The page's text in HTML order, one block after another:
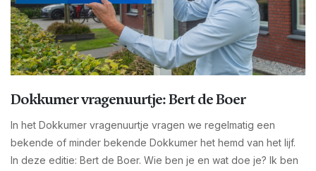
Dokkumer vragenuurtje: Bert de Boer
In het Dokkumer vragenuurtje vragen we regelmatig een
bekende of minder bekende Dokkumer het hemd van het lijf.
In deze editie: Bert de Boer. Wie ben je en wat doe je? Ik ben